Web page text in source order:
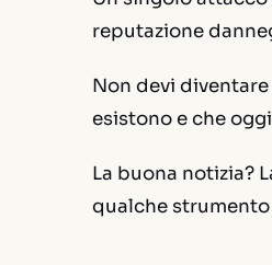
reputazione
Non devi
esistonoe che
La buona notizia?
qualche